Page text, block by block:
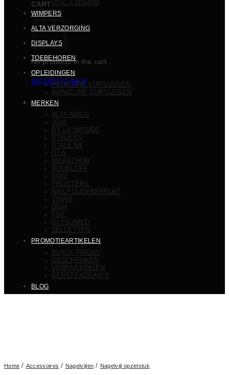
CART
No products in the cart.
RETURN TO SHOP
DISC L Ø25MM
WIMPERS
ALTA VERZORGING
DISPLAYS
TOEBEHOREN
OPLEIDINGEN
PEDICURE CURSUSSEN
MANICURE CURSUSSEN
MERKEN
ALTA NAILS
JOIA
BY LA NATURE
STALEKS
STALENA
ITLA
MARATHON
ROUBLOFF
KMIZ
PROSTERIL
NAILPOLISHDISPLAY
VINAR
DGM
FSK
GLYSOMED
ZELLETTEN
PROMOTIEARTIKELEN
BLACK FRIDAY
GESCHENKEN
VERPAKKINGEN
KERSTCADEAU’S
BLOG
Home / Accessoires / Nagelvijlen / Nagelvijl opzetstuk